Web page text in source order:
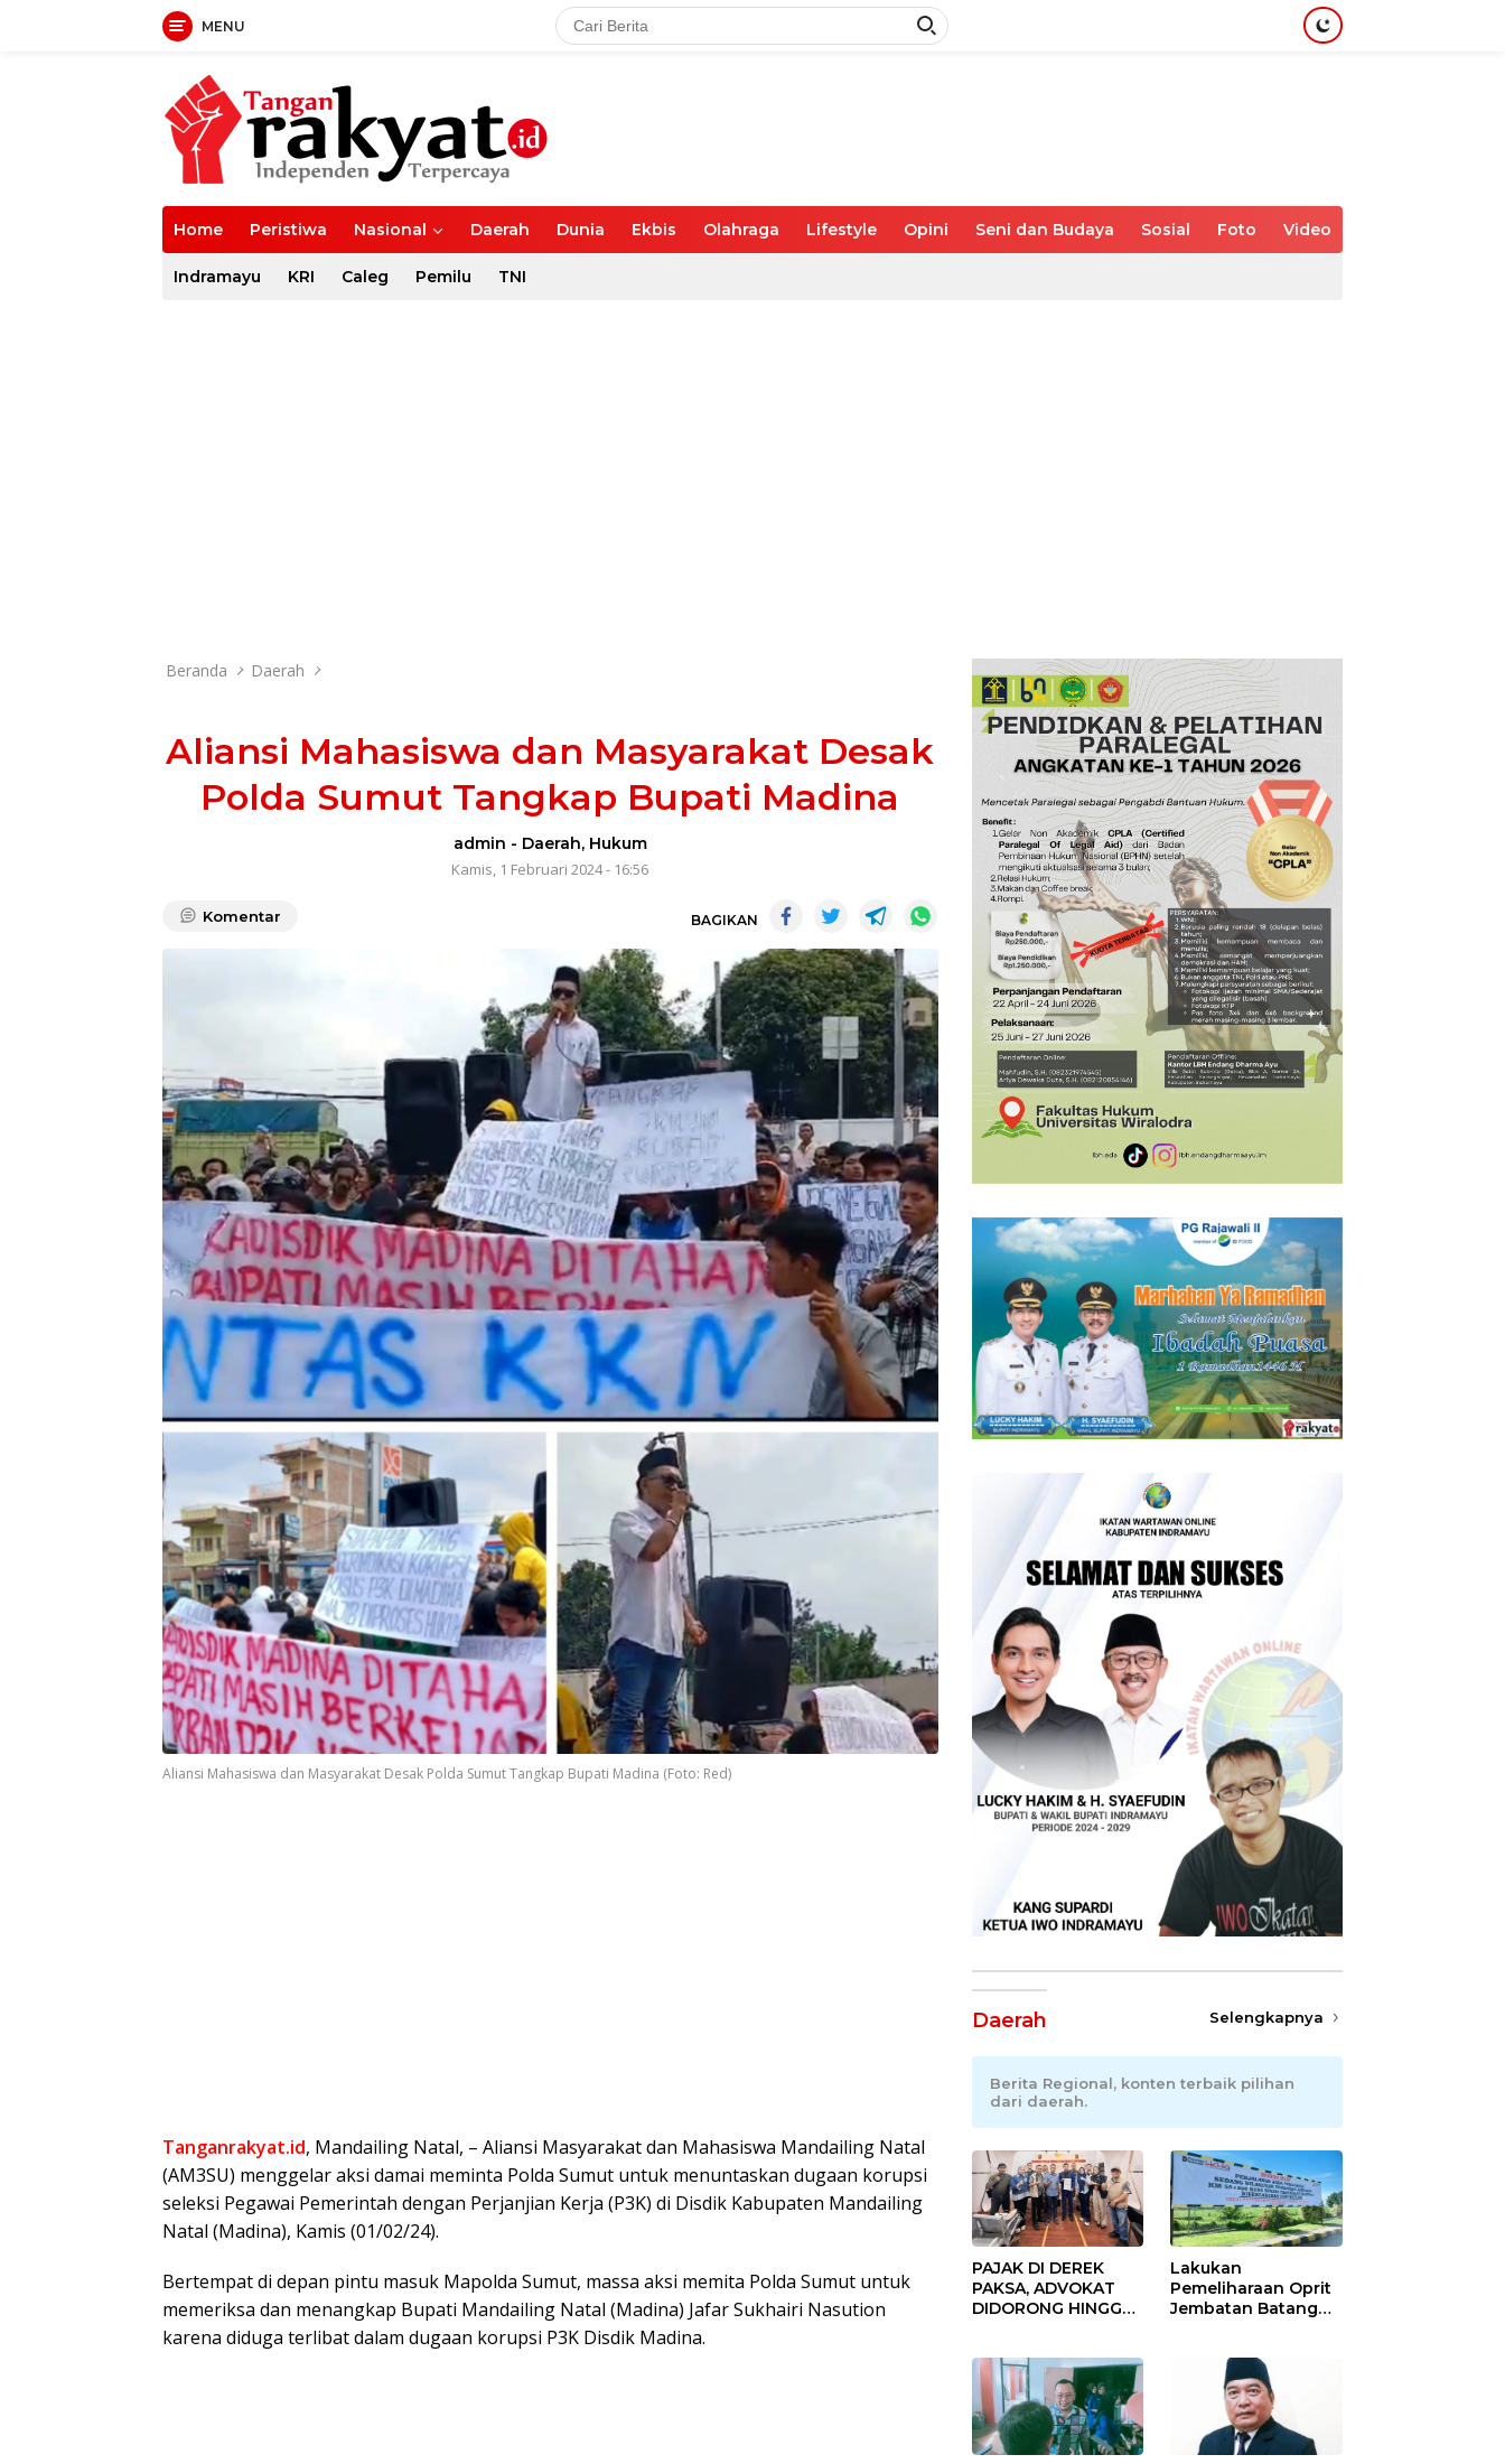
MENU
Home Peristiwa Nasional Daerah Dunia Ekbis Olahraga Lifestyle Opini Seni dan Budaya Sosial Foto Video
Indramayu KRI Caleg Pemilu TNI
Beranda Daerah
Aliansi Mahasiswa dan Masyarakat Desak
Polda Sumut Tangkap Bupati Madina
admin - Daerah, Hukum
Kamis, 1 Februari 2024 - 16:56
Komentar BAGIKAN
Aliansi Mahasiswa dan Masyarakat Desak Polda Sumut Tangkap Bupati Madina (Foto: Red)
Tanganrakyat.id, Mandailing Natal, – Aliansi Masyarakat dan Mahasiswa Mandailing Natal
(AM3SU) menggelar aksi damai meminta Polda Sumut untuk menuntaskan dugaan korupsi
seleksi Pegawai Pemerintah dengan Perjanjian Kerja (P3K) di Disdik Kabupaten Mandailing
Natal (Madina), Kamis (01/02/24).
Bertempat di depan pintu masuk Mapolda Sumut, massa aksi memita Polda Sumut untuk
memeriksa dan menangkap Bupati Mandailing Natal (Madina) Jafar Sukhairi Nasution
karena diduga terlibat dalam dugaan korupsi P3K Disdik Madina.
Daerah Selengkapnya
Berita Regional, konten terbaik pilihan
dari daerah.
PAJAK DI DEREK
PAKSA, ADVOKAT
DIDORONG HINGGA
Advokat Riau
Ngamuk Kepung
Polresta Pekanbaru!
Lakukan
Pemeliharaan Oprit
Jembatan Batang
Contraflow di KM 55
Tol Binjai–Langsa